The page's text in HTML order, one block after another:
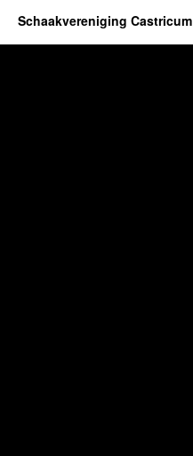
Schaakvereniging Castricum